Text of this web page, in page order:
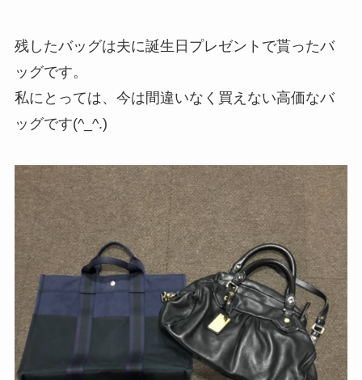
残したバッグは夫に誕生日プレゼントで貰ったバ
ッグです。
私にとっては、今は間違いなく買えない高価なバ
ッグです(^_^.)